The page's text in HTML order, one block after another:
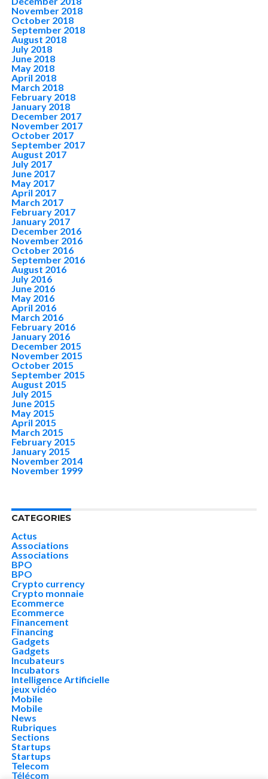
November 2018
October 2018
September 2018
August 2018
July 2018
June 2018
May 2018
April 2018
March 2018
February 2018
January 2018
December 2017
November 2017
October 2017
September 2017
August 2017
July 2017
June 2017
May 2017
April 2017
March 2017
February 2017
January 2017
December 2016
November 2016
October 2016
September 2016
August 2016
July 2016
June 2016
May 2016
April 2016
March 2016
February 2016
January 2016
December 2015
November 2015
October 2015
September 2015
August 2015
July 2015
June 2015
May 2015
April 2015
March 2015
February 2015
January 2015
November 2014
November 1999
CATEGORIES
Actus
Associations
Associations
BPO
BPO
Crypto currency
Crypto monnaie
Ecommerce
Ecommerce
Financement
Financing
Gadgets
Gadgets
Incubateurs
Incubators
Intelligence Artificielle
jeux vidéo
Mobile
Mobile
News
Rubriques
Sections
Startups
Startups
Telecom
Télécom